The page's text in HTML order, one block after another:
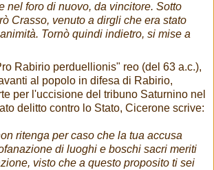
nel foro di nuovo, da vincitore. Sotto
Crasso, venuto a dirgli che era stato
Tornò quindi indietro, si mise a
Rabirio perduellionis" reo (del 63 a.c.),
al popolo in difesa di Rabirio,
per l'uccisione del tribuno Saturnino nel
delitto contro lo Stato, Cicerone scrive:
ritenga per caso che la tua accusa
di luoghi e boschi sacri meriti
visto che a questo proposito ti sei